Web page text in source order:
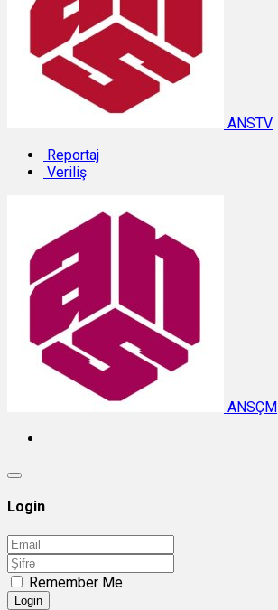
ANSTV
Reportaj
Veriliş
ANSÇM
Login
Remember Me
Login